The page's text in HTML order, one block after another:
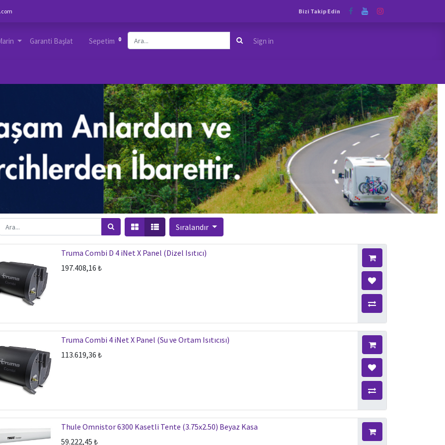
Bizi Takip Edin
Garanti Başlat Sepetim 0 Sign in
Sıralandır
Truma Combi D 4 iNet X Panel (Dizel Isıtıcı)
197.408,16 ₺
Truma Combi 4 iNet X Panel (Su ve Ortam Isıtıcısı)
113.619,36 ₺
Thule Omnistor 6300 Kasetli Tente (3.75x2.50) Beyaz Kasa
59.222,45 ₺